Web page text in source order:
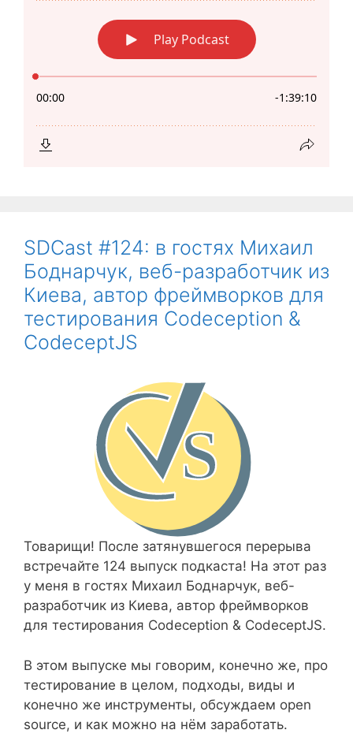
SDCast #124: в гостях Михаил
Боднарчук, веб-разработчик из
Киева, автор фреймворков для
тестирования Codeception &
CodeceptJS
Товарищи! После затянувшегося перерыва
встречайте 124 выпуск подкаста! На этот раз
у меня в гостях Михаил Боднарчук, веб-
разработчик из Киева, автор фреймворков
для тестирования Codeception & CodeceptJS.
В этом выпуске мы говорим, конечно же, про
тестирование в целом, подходы, виды и
конечно же инструменты, обсуждаем open
source, и как можно на нём заработать.